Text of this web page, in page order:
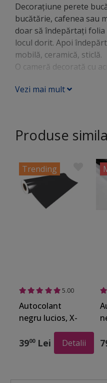
Decoraţiune perete
bucătărie, cafenea sau
doar să îndepărtați
locul dorit. Apoi
mobilă, ceramică,
O cameră decorată cu
Vezi mai mult
Produse
Trending
5.00
Autocolant
negru lucios, X-
Film Black 3610,
lățime 126 cm
3900Lei Detalii